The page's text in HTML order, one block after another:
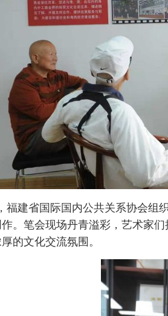
福建省国际国内公共关系协会组
。笔会现场丹青溢彩，艺术家
的文化交流氛围。